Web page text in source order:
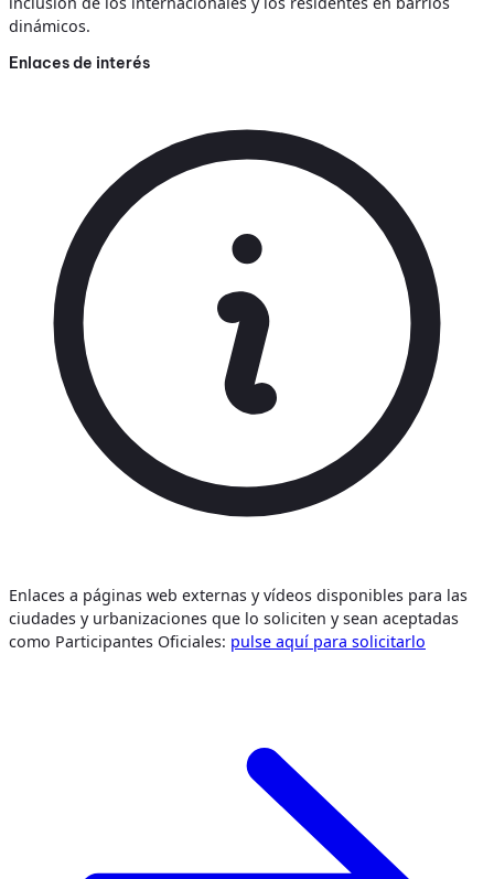
dinámicos.
Enlaces de interés
Enlaces a páginas web externas y vídeos disponibles para las
ciudades y urbanizaciones que lo soliciten y sean aceptadas
como Participantes Oficiales: pulse aquí para solicitarlo